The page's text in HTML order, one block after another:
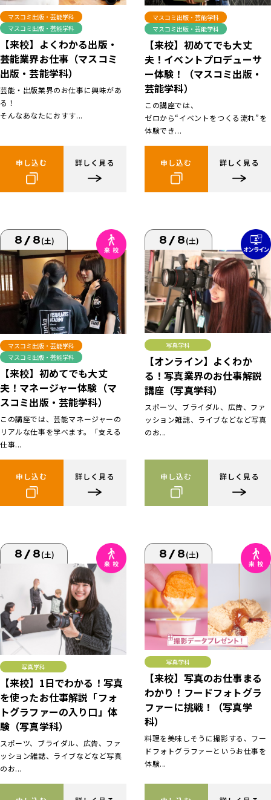
マスコミ出版・芸能学科
マスコミ出版・芸能学科
【来校】よくわかる出版・
芸能業界お仕事（マスコミ
出版・芸能学科）
芸能・出版業界のお仕事に興味があ
る！
そんなあなたにおすす...
申し込む 詳しく見る
マスコミ出版・芸能学科
マスコミ出版・芸能学科
【来校】初めてでも大丈
夫！イベントプロデューサ
ー体験！（マスコミ出版・
芸能学科）
この講座では、
ゼロから“イベントをつくる流れ”を
体験でき...
申し込む 詳しく見る
8/8(土)
マスコミ出版・芸能学科
マスコミ出版・芸能学科
【来校】初めてでも大丈
夫！マネージャー体験（マ
スコミ出版・芸能学科）
この講座では、芸能マネージャーの
リアルな仕事を学べます。「支える
仕事...
申し込む 詳しく見る
8/8(土)
写真学科
【オンライン】よくわか
る！写真業界のお仕事解説
講座（写真学科）
スポーツ、ブライダル、広告、ファ
ッション雑誌、ライブなどなど写真
のお...
申し込む 詳しく見る
8/8(土)
写真学科
【来校】1日でわかる！写真
を使ったお仕事解説「フォ
トグラファーの入り口」体
験（写真学科）
スポーツ、ブライダル、広告、ファ
ッション雑誌、ライブなどなど写真
のお...
8/8(土)
写真学科
【来校】写真のお仕事まる
わかり！フードフォトグラ
ファーに挑戦！（写真学
科）
料理を美味しそうに撮影する、フー
ドフォトグラファーというお仕事を
体験...